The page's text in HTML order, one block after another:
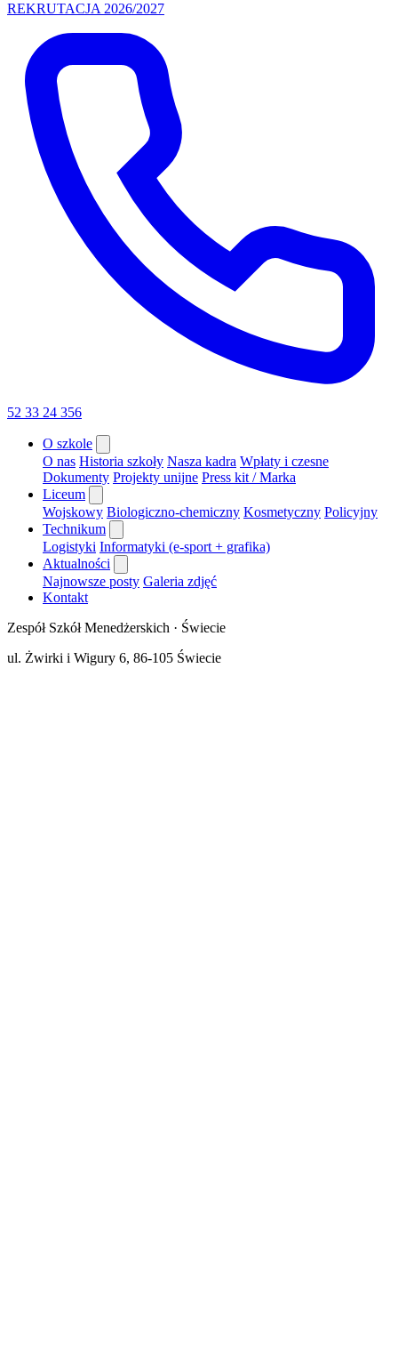
REKRUTACJA 2026/2027
52 33 24 356
O szkole
O nas Historia szkoły Nasza kadra Wpłaty i czesne
Dokumenty Projekty unijne Press kit / Marka
Liceum
Wojskowy Biologiczno-chemiczny Kosmetyczny Policyjny
Technikum
Logistyki Informatyki (e-sport + grafika)
Aktualności
Najnowsze posty Galeria zdjęć
Kontakt
Zespół Szkół Menedżerskich · Świecie
ul. Żwirki i Wigury 6, 86-105 Świecie